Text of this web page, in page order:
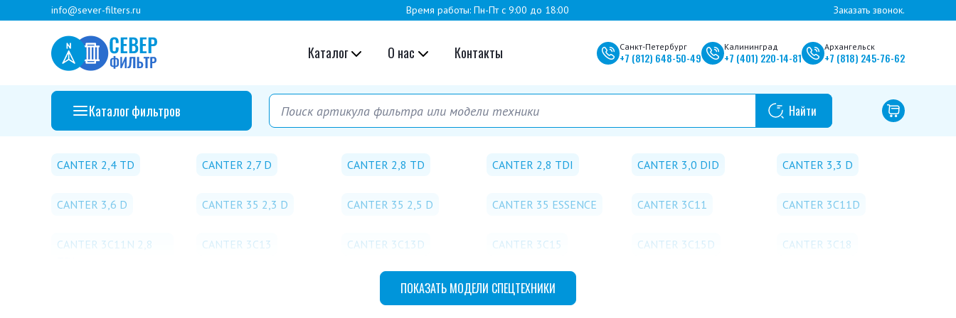
info@sever-filters.ru Время работы: Пн-Пт с 9:00 до 18:00 Заказать звонок.
Каталог О нас Контакты Санкт-Петербург
+7 (812) 648-50-49
Калининград
+7 (401) 220-14-81
Архангельск
+7 (818) 245-76-62
Каталог фильтров
CANTER 2,4 TD CANTER 2,7 D CANTER 2,8 TD CANTER 2,8 TDI CANTER 3,0 DID CANTER 3,3 D
CANTER 3,6 D CANTER 35 2,3 D CANTER 35 2,5 D CANTER 35 ESSENCE CANTER 3C11 CANTER 3C11D
CANTER 3C11N 2,8
CANTER 3C13 CANTER 3C13D CANTER 3C15 CANTER 3C15D CANTER 3C18
CANTER 3S11D
ПОКАЗАТЬ МОДЕЛИ СПЕЦТЕХНИКИ